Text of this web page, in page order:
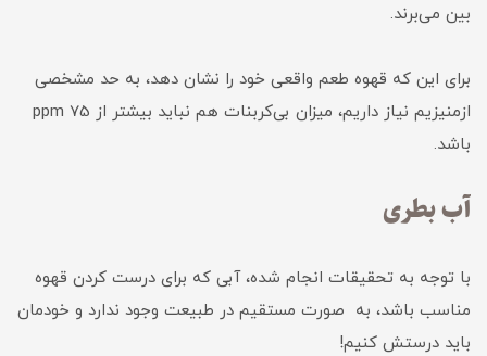
بین می‌برند.
برای این که قهوه طعم واقعی خود را نشان دهد، به حد مشخصی
ازمنیزیم نیاز داریم، میزان بی‌کربنات هم نباید بیشتر از 75 ppm
باشد.
آب بطری
با توجه به تحقیقات انجام شده، آبی که برای درست کردن قهوه
مناسب باشد، به صورت مستقیم در طبیعت وجود ندارد و خودمان
باید درستش کنیم!